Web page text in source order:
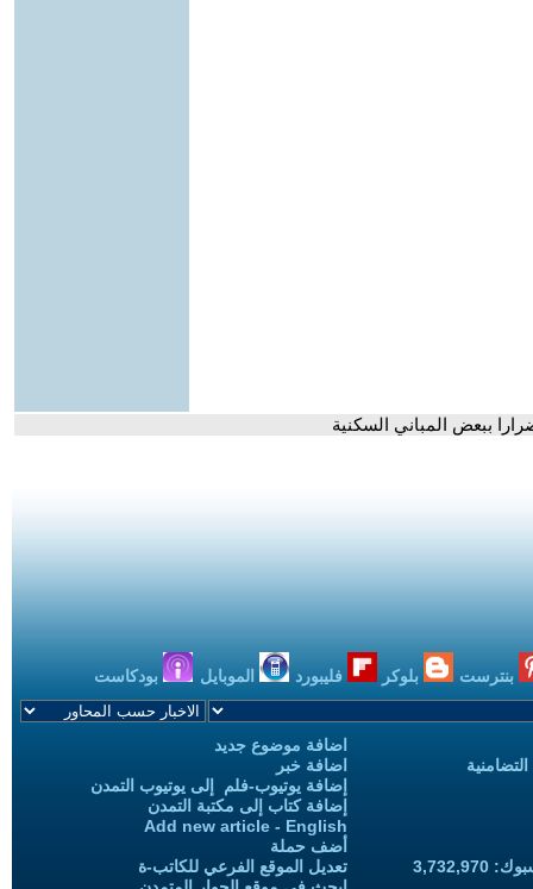
ببعض المباني السكنية
بنترست بلوكر فليبورد الموبايل بودكاست
اضافة موضوع جديد
اضافة خبر
إضافة يوتيوب-فلم إلى يوتيوب التمدن
إضافة كتاب إلى مكتبة التمدن
Add new article - English
أضف حملة
تعديل الموقع الفرعي للكاتب-ة